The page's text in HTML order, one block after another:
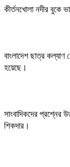
কীর্তনখোলা নদীর বুকে
বাংলাদেশ ছাত্র কল্যাণ
হয়েছে।
সাংবাদিকদের প্রশ্নের
শিকদার।